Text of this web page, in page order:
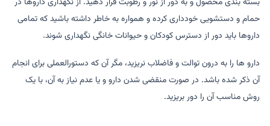
بسته بندی محصول و به دور از نور و رطوبت قرار دهید. از نگهداری داروها در
حمام و دستشویی خودداری کرده و همواره به خاطر داشته باشید که تمامی
داروها باید دور از دسترس کودکان و حیوانات خانگی نگهداری شوند.
دارو ها را به درون توالت و فاضلاب نریزید، مگر آن که دستورالعملی برای انجام
آن ذکر شده باشد. در صورت منقضی شدن دارو و یا عدم نیاز به آن، با یک
روش مناسب آن را دور بریزید.